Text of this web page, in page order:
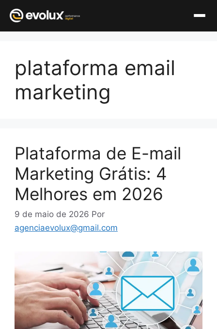
conteúdo
plataforma email
marketing
Plataforma de E-mail
Marketing Grátis: 4
Melhores em 2026
9 de maio de 2026 Por
agenciaevolux@gmail.com